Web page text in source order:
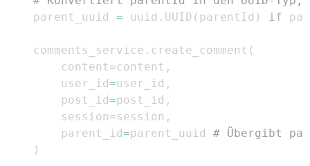
    parent_uuid
= uuid . UUID ( parentId ) if
    comments_service
. create_comment (
        content
=content ,
        user_id
=user_id ,
        post_id
=post_id ,
        session
=session ,
        parent_id
=parent_uuid # Übergibt
)